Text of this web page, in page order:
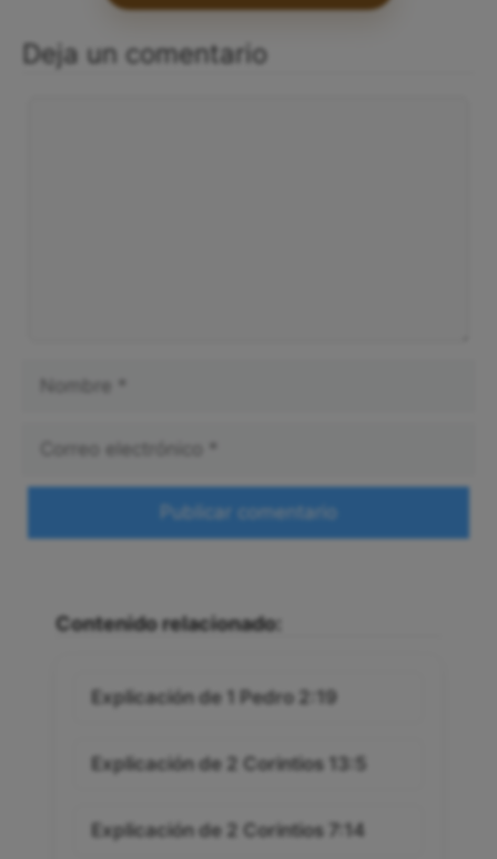
Deja un comentario
Contenido relacionado:
Explicación de 1 Pedro 2:19
Explicación de 2 Corintios 13:5
Explicación de 2 Corintios 7:14